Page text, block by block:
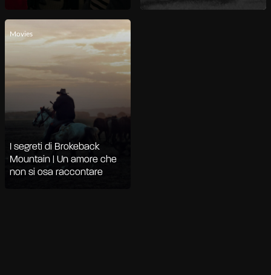
Movies
I segreti di Brokeback
Mountain | Un amore che
non si osa raccontare